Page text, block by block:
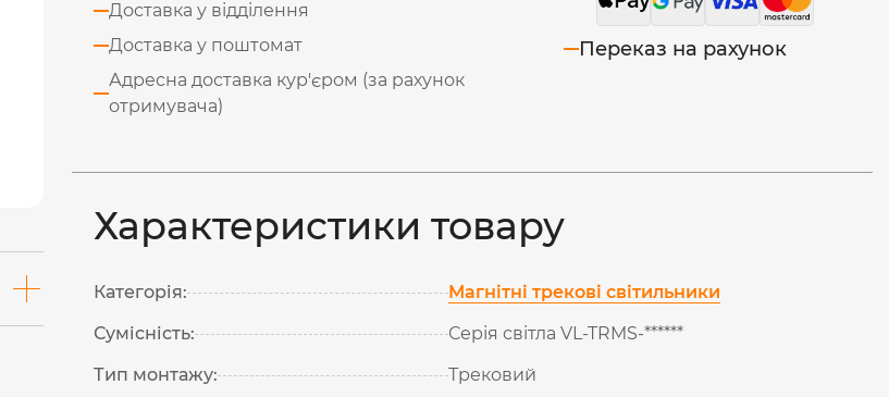
Доставка у відділення
Доставка у поштомат
Адресна доставка кур'єром (за рахунок
отримувача)
Переказ на рахунок
Характеристики товару
Категорія:
Магнітні трекові світильники
Сумісність:
Серія світла VL-TRMS-******
Тип монтажу:
Трековий